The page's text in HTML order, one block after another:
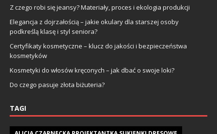
Z czego robi się jeansy? Materiały, proces i ekologia produkcji
Elegancja z dojrzałością – jakie okulary dla starszej osoby
podkreślą klasę i styl seniora?
Certyfikaty kosmetyczne – klucz do jakości i bezpieczeństwa
kosmetyków
Kosmetyki do włosów kręconych – jak dbać o swoje loki?
Do czego pasuje złota biżuteria?
TAGI